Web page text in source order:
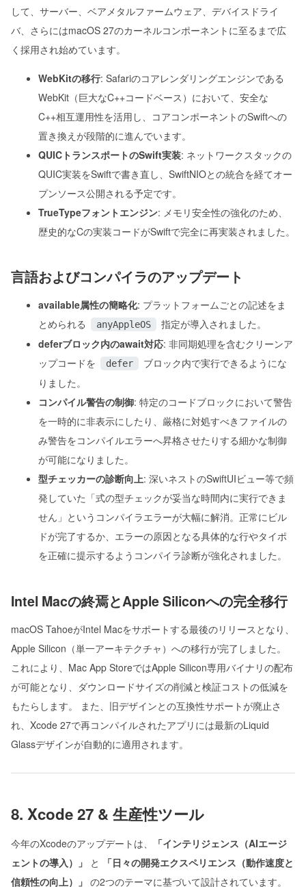
して、サーバー、ベアメタルファームウェア、デバイスドライ
バ、さらにはmacOS 27のカーネルコンポーネントに至るまで広
く採用され始めています。
WebKitの移行: Safariのコアレンダリングエンジンである
WebKit（巨大なC++コードベース）において、安全な
C++相互運用性を活用し、コアコンポーネントのSwiftへの
置き換えが段階的に進んでいます。
QUICトランスポートのSwift実装: ネットワークスタックの
QUIC実装をSwiftで書き直し、SwiftNIOとの統合を経てオー
プンソース公開される予定です。
TrueTypeフォントエンジン: メモリ安全性の強化のため、
歴史的なCの実装コードがSwiftで完全に再実装されました。
言語およびコンパイラのアップデート
available属性の簡略化: プラットフォームごとの記述をま
とめられる
anyAppleOS
指定が導入されました。
deferブロック内のawait対応: 非同期処理を含むクリーンア
ップコードを
defer
ブロック内で実行できるようにな
りました。
コンパイル警告の制御: 特定のコードブロックにおいて警告
を一時的に非表示にしたり、厳格に対処すべきファイルの
み警告をコンパイルエラーへ昇格させたりする細かな制御
が可能になりました。
型チェッカーの診断向上: 深いネストのSwiftUIビュー等で頻
発していた「式の型チェックが妥当な時間内に実行できま
せん」というコンパイラエラーが大幅に解消。正常にビル
ドが完了するか、エラーの原因となる具体的な行やタイポ
を正確に提示するようコンパイラ診断が強化されました。
Intel Macの終焉とApple Siliconへの完全移行
macOS TahoeがIntel Macをサポートする最後のリリースとなり、
Apple Silicon（単一アーキテクチャ）への移行が完了しました。
これにより、Mac App StoreではApple Silicon専用バイナリの配布
が可能となり、ダウンロードサイズの削減と検証コストの低減を
もたらします。 また、旧デザインとの互換性サポートが廃止さ
れ、Xcode 27で再コンパイルされたアプリには最新のLiquid
Glassデザインが自動的に適用されます。
8. Xcode 27 & 生産性ツール
今年のXcodeのアップデートは、
「インテリジェンス（AIエージ
ェントの導入）」
と
「日々の開発エクスペリエンス（動作速度と
信頼性の向上）」 の2つのテーマに基づいて設計されています。